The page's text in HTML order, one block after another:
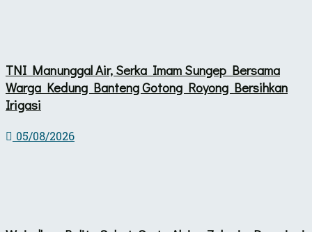
TNI Manunggal Air, Serka Imam Sungep Bersama
Warga Kedung Banteng Gotong Royong Bersihkan
Irigasi
05/08/2026